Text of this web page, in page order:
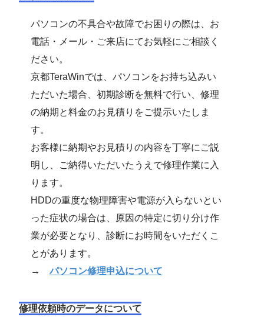
パソコンの不具合や故障でお困りの際は、お
電話・メール・ご来店にてお気軽にご相談く
ださい。
京都TeraWinでは、パソコンをお持ち込みい
ただいた場合、初期診断を無料で行い、修理
の納期と料金のお見積りをご提示いたしま
す。
お客様に納期やお見積りの内容を丁寧にご説
明し、ご納得いただいたうえで修理作業に入
ります。
HDDの重度な物理障害や電源が入らないとい
った症状の場合は、原因の特定に切り分け作
業が必要となり、診断にお時間をいただくこ
とがあります。
→ パソコン修理申込について
修理依頼時のデータについて